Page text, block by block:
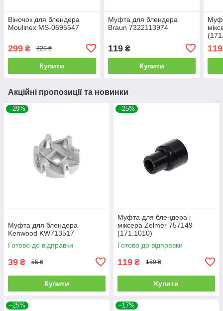
Віночок для блендера
Moulinex MS-0695547
299 ₴ 320 ₴
Купити
Муфта для блендера
Braun 7322113974
119₴
Купити
119
Акційні пропозиції та новинки
–29%
Муфта для блендера
Kenwood KW713517
Готово до відправки
39 ₴ 55 ₴
Купити
–25%
Муфта для блендера і
міксера Zelmer 757149
(171.1010)
Готово до відправки
119 ₴ 159 ₴
Купити
–25% –17%